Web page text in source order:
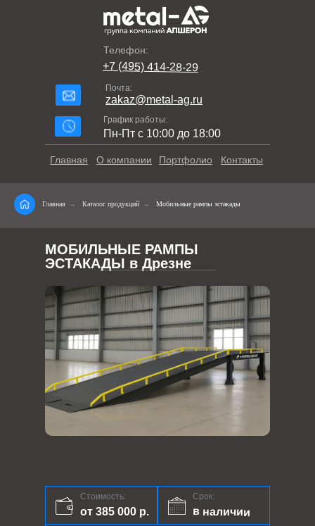
Телефон:
+7 (495) 414-28-29
Почта:
zakaz@metal-ag.ru
График работы:
Пн-Пт с 10:00 до 18:00
Контакты
Портфолио
О компании
Главная
Главная → Каталог продукций → Мобильные рампы эстакады
МОБИЛЬНЫЕ РАМПЫ
ЭСТАКАДЫ в Дрезне
Срок:
в наличии
Стоимость:
от 385 000 р.